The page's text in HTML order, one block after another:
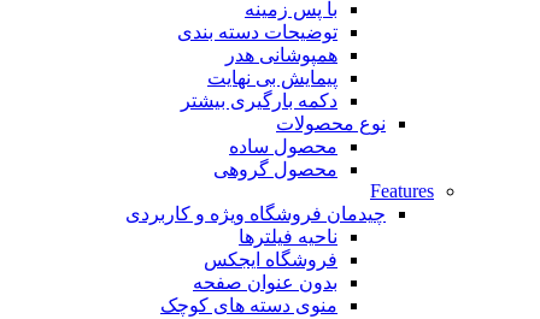
با پس زمینه
توضیحات دسته بندی
همپوشانی هدر
پیمایش بی نهایت
دکمه بارگیری بیشتر
نوع محصولات
محصول ساده
محصول گروهی
Features
چیدمان فروشگاه ویژه و کاربردی
ناحیه فیلترها
فروشگاه ایجکس
بدون عنوان صفحه
منوی دسته های کوچک